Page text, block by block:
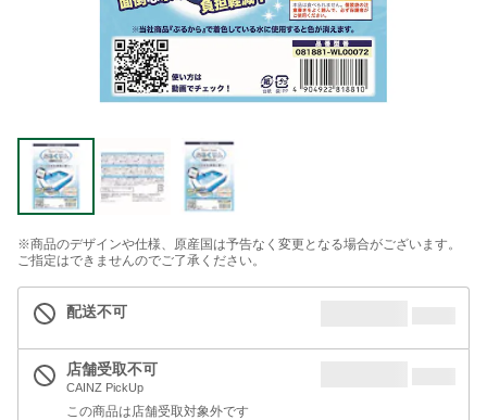
※商品のデザインや仕様、原産国は予告なく変更となる場合がございます。
ご指定はできませんのでご了承ください。
配送不可
店舗受取不可
CAINZ PickUp
この商品は店舗受取対象外です